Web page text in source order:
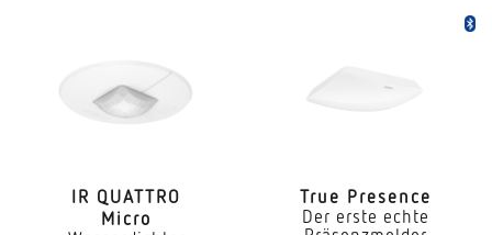
Montageort
UnterputzIR QUATTRO
Micro
True Presence
Der erste echte